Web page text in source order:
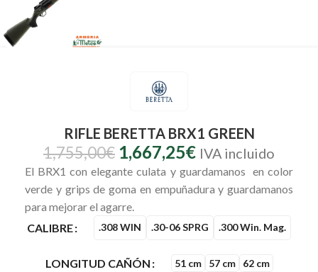
RIFLE BERETTA BRX1 GREEN
1,755,00€ 1,667,25€ IVA incluido
El BRX1 con elegante culata y guardamanos en color
verde y grips de goma en empuñadura y guardamanos
para mejorar el agarre.
CALIBRE
.308 WIN .30-06 SPRG .300 Win. Mag.
LONGITUD CAÑÓN 51 cm 57 cm 62 cm